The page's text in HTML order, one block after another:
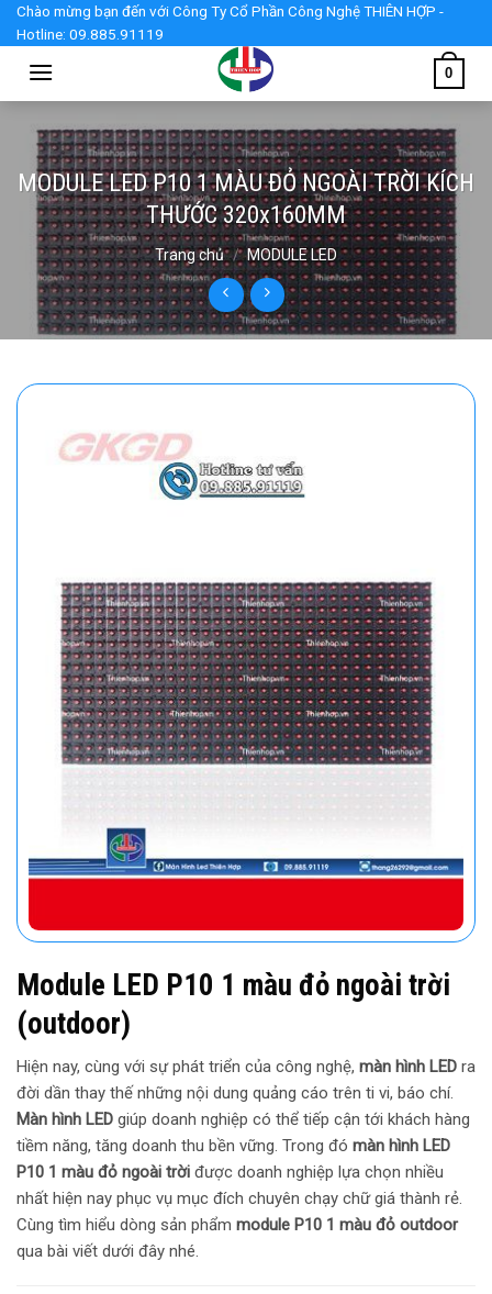
Skip
content
Chào mừng bạn đến với Công Ty Cổ Phần Công Nghệ THIÊN HỢP -
Hotline: 09.885.91119
0
MODULE LED P10 1 MÀU ĐỎ NGOÀI TRỜI KÍCH
THƯỚC 320x160MM
Trang chủ / MODULE LED
Module LED P10 1 màu đỏ ngoài trời
(outdoor)
Hiện nay, cùng với sự phát triển của công nghệ, màn hình LED ra
đời dần thay thế những nội dung quảng cáo trên ti vi, báo chí.
Màn hình LED giúp doanh nghiệp có thể tiếp cận tới khách hàng
tiềm năng, tăng doanh thu bền vững. Trong đó màn hình LED
P10 1 màu đỏ ngoài trời được doanh nghiệp lựa chọn nhiều
nhất hiện nay phục vụ mục đích chuyên chạy chữ giá thành rẻ.
Cùng tìm hiểu dòng sản phẩm module P10 1 màu đỏ outdoor
qua bài viết dưới đây nhé.